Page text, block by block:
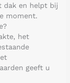
dak en helpt bij
moment.
het
geeft u